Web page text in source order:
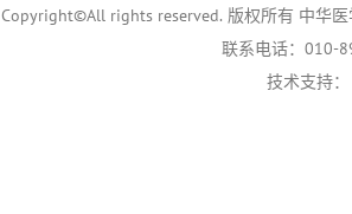
Copyright©All rights reserved. 版权所有 中华
联系电话：010-
技术支持